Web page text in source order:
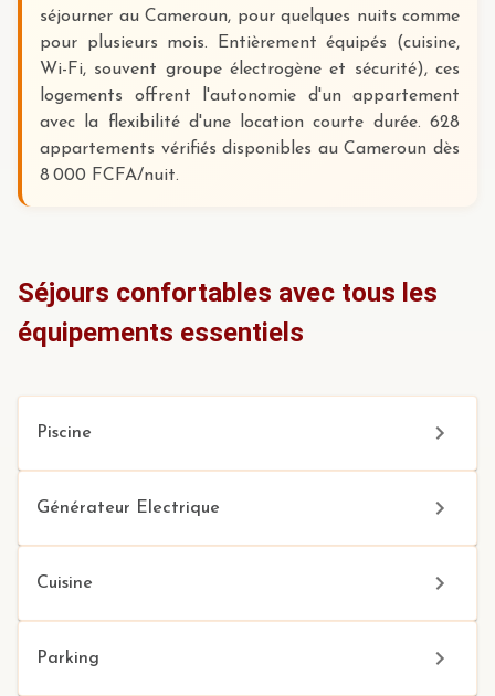
séjourner au Cameroun, pour quelques nuits comme
pour plusieurs mois. Entièrement équipés (cuisine,
Wi-Fi, souvent groupe électrogène et sécurité), ces
logements offrent l'autonomie d'un appartement
avec la flexibilité d'une location courte durée. 628
appartements vérifiés disponibles au Cameroun dès
8 000 FCFA/nuit.
Séjours confortables avec tous les
équipements essentiels
Piscine
Générateur Electrique
Cuisine
Parking